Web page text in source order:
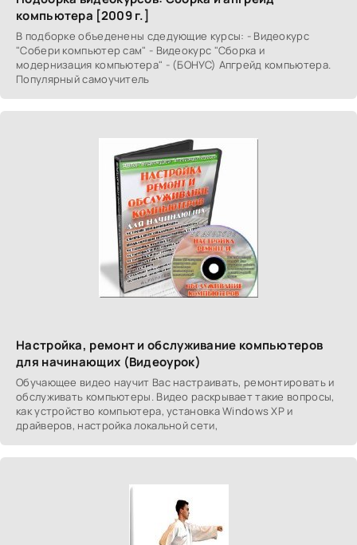
компьютера [2009 г.]
В подборке объеденены сдедующие курсы: - Видеокурс
"Собери компьютер сам" - Видеокурс "Сборка и
модернизация компьютера" - (БОНУС) Апгрейд компьютера.
Популярный самоучитель
Настройка, ремонт и обслуживание компьютеров
для начинающих (Видеоурок)
Обучающее видео научит Вас настраивать, ремонтировать и
обслуживать компьютеры. Видео раскрывает такие вопросы,
как устройство компьютера, установка Windows XP и
драйверов, настройка локальной сети,